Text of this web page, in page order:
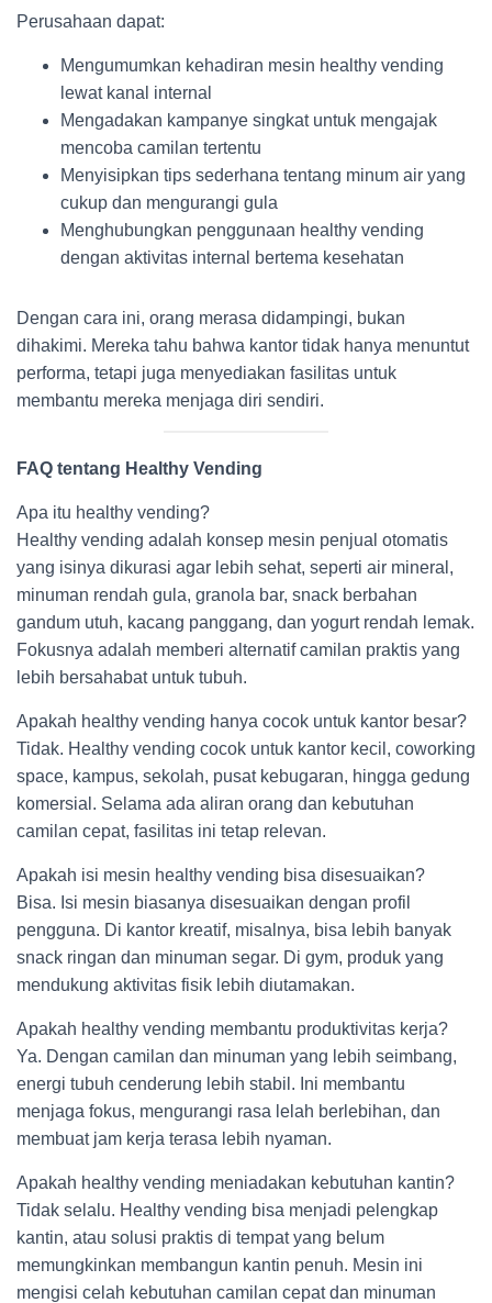
Perusahaan dapat:
Mengumumkan kehadiran mesin healthy vending
lewat kanal internal
Mengadakan kampanye singkat untuk mengajak
mencoba camilan tertentu
Menyisipkan tips sederhana tentang minum air yang
cukup dan mengurangi gula
Menghubungkan penggunaan healthy vending
dengan aktivitas internal bertema kesehatan
Dengan cara ini, orang merasa didampingi, bukan
dihakimi. Mereka tahu bahwa kantor tidak hanya menuntut
performa, tetapi juga menyediakan fasilitas untuk
membantu mereka menjaga diri sendiri.
FAQ tentang Healthy Vending
Apa itu healthy vending?
Healthy vending adalah konsep mesin penjual otomatis
yang isinya dikurasi agar lebih sehat, seperti air mineral,
minuman rendah gula, granola bar, snack berbahan
gandum utuh, kacang panggang, dan yogurt rendah lemak.
Fokusnya adalah memberi alternatif camilan praktis yang
lebih bersahabat untuk tubuh.
Apakah healthy vending hanya cocok untuk kantor besar?
Tidak. Healthy vending cocok untuk kantor kecil, coworking
space, kampus, sekolah, pusat kebugaran, hingga gedung
komersial. Selama ada aliran orang dan kebutuhan
camilan cepat, fasilitas ini tetap relevan.
Apakah isi mesin healthy vending bisa disesuaikan?
Bisa. Isi mesin biasanya disesuaikan dengan profil
pengguna. Di kantor kreatif, misalnya, bisa lebih banyak
snack ringan dan minuman segar. Di gym, produk yang
mendukung aktivitas fisik lebih diutamakan.
Apakah healthy vending membantu produktivitas kerja?
Ya. Dengan camilan dan minuman yang lebih seimbang,
energi tubuh cenderung lebih stabil. Ini membantu
menjaga fokus, mengurangi rasa lelah berlebihan, dan
membuat jam kerja terasa lebih nyaman.
Apakah healthy vending meniadakan kebutuhan kantin?
Tidak selalu. Healthy vending bisa menjadi pelengkap
kantin, atau solusi praktis di tempat yang belum
memungkinkan membangun kantin penuh. Mesin ini
mengisi celah kebutuhan camilan cepat dan minuman